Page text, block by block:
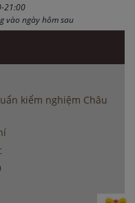
21:00
vào ngày hôm sau
kiểm nghiệm Châu